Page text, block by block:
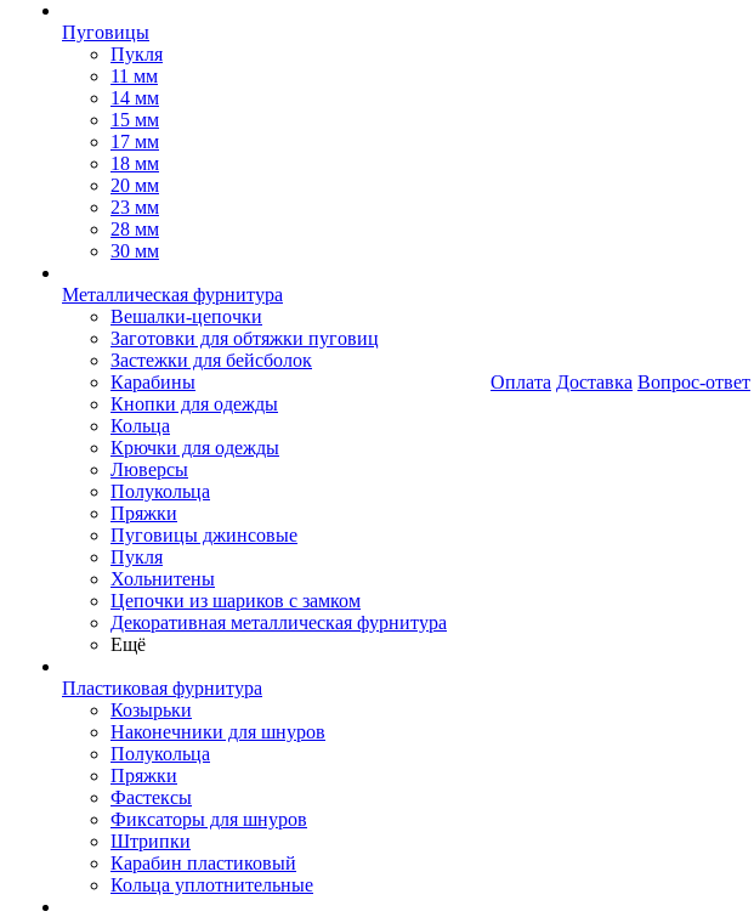
Пуговицы
Пукля
11 мм
14 мм
15 мм
17 мм
18 мм
20 мм
23 мм
28 мм
30 мм
Металлическая фурнитура
Вешалки-цепочки
Заготовки для обтяжки пуговиц
Застежки для бейсболок
Карабины
Кнопки для одежды
Кольца
Крючки для одежды
Люверсы
Полукольца
Пряжки
Пуговицы джинсовые
Пукля
Хольнитены
Цепочки из шариков с замком
Декоративная металлическая фурнитура
Ещё
Пластиковая фурнитура
Козырьки
Наконечники для шнуров
Полукольца
Пряжки
Фастексы
Фиксаторы для шнуров
Штрипки
Карабин пластиковый
Кольца уплотнительные
Оплата Доставка Вопрос-ответ